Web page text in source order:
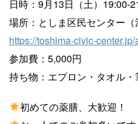
日時：9月13日（土）19:00-
場所：としま区民センター（
https://toshima-civic-
参加費：5,000円
持ち物：エプロン・タオル
初めての薬膳、大歓迎！